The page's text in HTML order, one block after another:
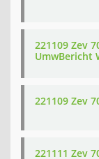
221109 Zev
UmwBericht
221109 Zev
221111 Zev